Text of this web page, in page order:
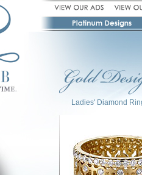
Ladies' Diamond